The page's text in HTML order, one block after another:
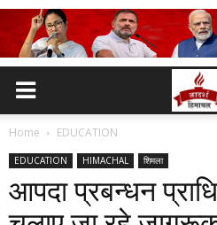
Home EDUCATION
EDUCATION HIMACHAL शिमला
आपदा प्रबन्धन